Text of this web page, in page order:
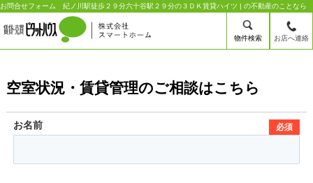
お問合せフォーム 紀ノ川駅徒歩２９分六十谷駅２９分の３ＤＫ賃貸ハイツ | の不動産のことなら
物件検索 お店へ連絡
空室状況・賃貸管理のご相談はこちら
お名前 必須